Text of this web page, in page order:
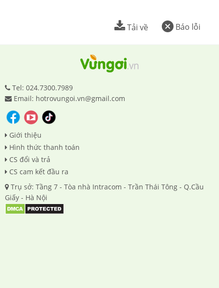
Báo lỗi
Tải về
Tel: 024.7300.7989
Email: hotrovungoi.vn@gmail.com
Giới thiệu
Hình thức thanh toán
CS đổi và trả
CS cam kết đầu ra
Trụ sở: Tầng 7 - Tòa nhà Intracom - Trần Thái Tông - Q.Cầu
Giấy - Hà Nội